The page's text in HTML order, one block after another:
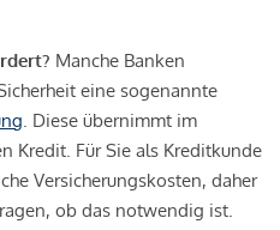
Manche Banken
eine sogenannte
. Diese übernimmt im
Kredit. Für Sie als Kreditkunde
Versicherungskosten, daher
ob das notwendig ist.